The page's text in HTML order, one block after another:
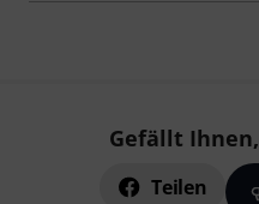
Gefällt
Teilen